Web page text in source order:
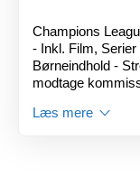
Champions
- Inkl. Film,
Børneindhold -
modtage
Læs mere